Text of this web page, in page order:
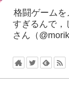
格闘ゲーム
すぎるんで，
さん（